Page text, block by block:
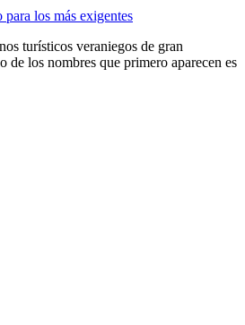
los más exigentes
turísticos veraniegos de gran
de los nombres que primero aparecen es